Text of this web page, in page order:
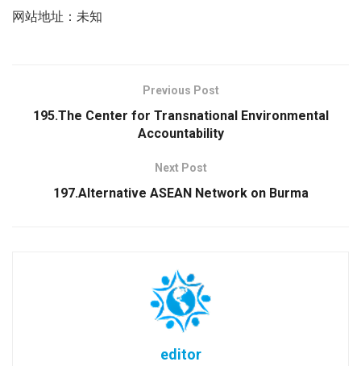
网站地址：未知
Previous Post
195.The Center for Transnational Environmental
Accountability
Next Post
197.Alternative ASEAN Network on Burma
editor